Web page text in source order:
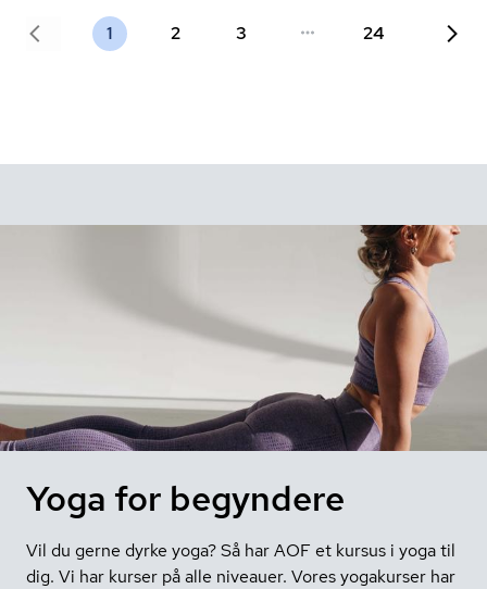
1 2 3 24
Yoga for begyndere
Vil du gerne dyrke yoga? Så har AOF et kursus i yoga til
dig. Vi har kurser på alle niveauer. Vores yogakurser har